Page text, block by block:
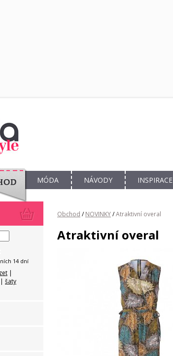
MÓDA NÁVODY INSPIRACE
14 dní
|
| šaty
Obchod / NOVINKY/Atraktivní overal
Atraktivní overal